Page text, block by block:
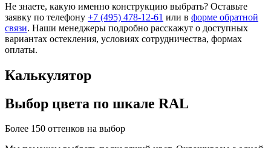
Не знаете, какую именно конструкцию выбрать? Оставьте
заявку по телефону +7 (495) 478-12-61 или в форме обратной
связи. Наши менеджеры подробно расскажут о доступных
вариантах остекления, условиях сотрудничества, формах
оплаты.
Калькулятор
Выбор цвета по шкале RAL
Более 150 оттенков на выбор